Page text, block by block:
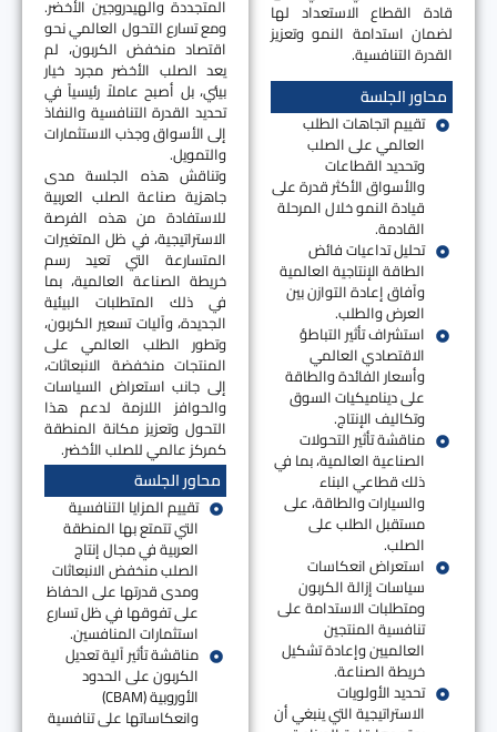
قادة القطاع الاستعداد لها
لضمان استدامة النمو وتعزيز
القدرة التنافسية.
محاور الجلسة
تقييم اتجاهات الطلب
العالمي على الصلب
وتحديد القطاعات
والأسواق الأكثر قدرة على
قيادة النمو خلال المرحلة
القادمة.
تحليل تداعيات فائض
الطاقة الإنتاجية العالمية
وآفاق إعادة التوازن بين
العرض والطلب.
استشراف تأثير التباطؤ
الاقتصادي العالمي
وأسعار الفائدة والطاقة
على ديناميكيات السوق
وتكاليف الإنتاج.
مناقشة تأثير التحولات
الصناعية العالمية، بما في
ذلك قطاعي البناء
والسيارات والطاقة، على
مستقبل الطلب على
الصلب.
استعراض انعكاسات
سياسات إزالة الكربون
ومتطلبات الاستدامة على
تنافسية المنتجين
العالميين وإعادة تشكيل
خريطة الصناعة.
تحديد الأولويات
الاستراتيجية التي ينبغي أن
المتجددة والهيدروجين الأخضر.
ومع تسارع التحول العالمي نحو
اقتصاد منخفض الكربون، لم
يعد الصلب الأخضر مجرد خيار
بيئي، بل أصبح عاملاً رئيسياً في
تحديد القدرة التنافسية والنفاذ
إلى الأسواق وجذب الاستثمارات
والتمويل.
وتناقش هذه الجلسة مدى
جاهزية صناعة الصلب العربية
للاستفادة من هذه الفرصة
الاستراتيجية، في ظل المتغيرات
المتسارعة التي تعيد رسم
خريطة الصناعة العالمية، بما
في ذلك المتطلبات البيئية
الجديدة، وآليات تسعير الكربون،
وتطور الطلب العالمي على
المنتجات منخفضة الانبعاثات،
إلى جانب استعراض السياسات
والحوافز اللازمة لدعم هذا
التحول وتعزيز مكانة المنطقة
كمركز عالمي للصلب الأخضر.
محاور الجلسة
تقييم المزايا التنافسية
التي تتمتع بها المنطقة
العربية في مجال إنتاج
الصلب منخفض الانبعاثات
ومدى قدرتها على الحفاظ
على تفوقها في ظل تسارع
استثمارات المنافسين.
مناقشة تأثير آلية تعديل
الكربون على الحدود
الأوروبية (CBAM)
وانعكاساتها على تنافسية